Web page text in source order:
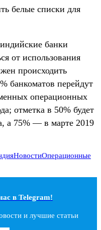
белые списки для
банки
от использования
происходить
банкоматов перейдут
операционных
отметка в 50% будет
а 75% — в марте 2019
НовостиОперационные
в Telegram!
и лучшие статьи